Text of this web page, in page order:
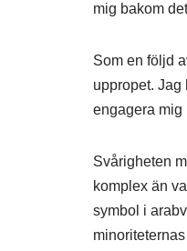
mig bakom
Som en följd
uppropet. Jag
engagera mig
Svårigheten
komplex än
symbol i